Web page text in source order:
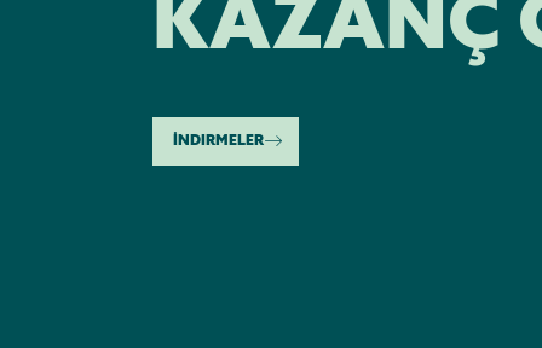
KAZANÇ
İNDIRMELER